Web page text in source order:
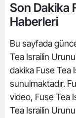
Son Dakika
Haberleri
Bu sayfada
Tea Israilin
dakika Fuse Tea
sunulmaktadır.
video, Fuse Tea
Tea Israilin